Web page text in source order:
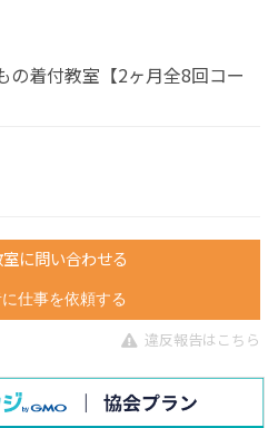
の着付教室【2ヶ月全8回コー
室に問い合わせる
仕事を依頼する
違反報告はこちら